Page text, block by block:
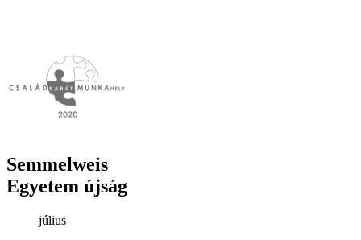
Semmelweis
Egyetem újság
július